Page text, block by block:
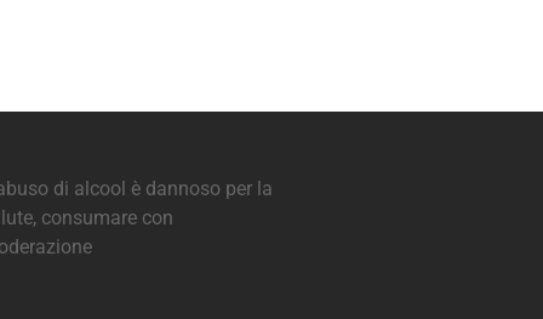
di alcool è dannoso per la
consumare con